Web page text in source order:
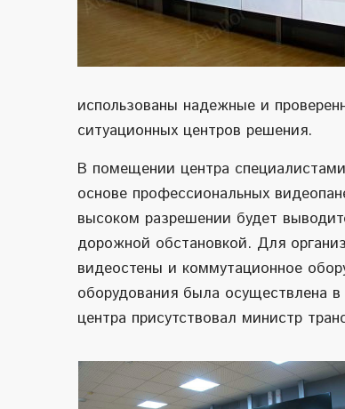
использованы надежные и
ситуационных центров решения.
В помещении центра
основе профессиональных
высоком разрешении будет
дорожной обстановкой. Для
видеостены и коммутационное
оборудования была осуществлена
центра присутствовал министр